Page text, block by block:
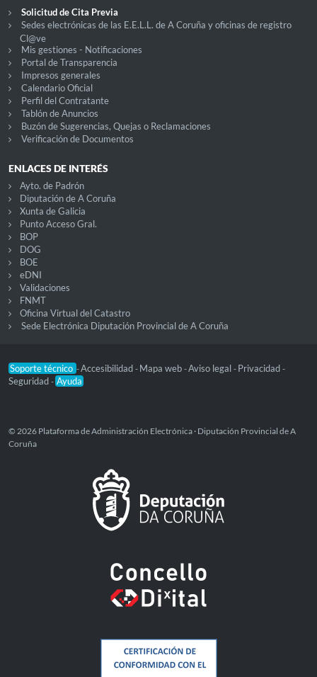
Solicitud de Cita Previa
Sedes electrónicas de las E.E.L.L. de A Coruña y oficinas de registro
Cl@ve
Mis gestiones - Notificaciones
Portal de Transparencia
Impresos generales
Calendario Oficial
Perfil del Contratante
Tablón de Anuncios
Buzón de Sugerencias, Quejas o Reclamaciones
Verificación de Documentos
ENLACES DE INTERÉS
Ayto. de Padrón
Diputación de A Coruña
Xunta de Galicia
Punto Acceso Gral.
BOP
DOG
BOE
eDNI
Validaciones
FNMT
Oficina Virtual del Catastro
Sede Electrónica Diputación Provincial de A Coruña
Soporte técnico -Accesibilidad - Mapa web -Aviso legal - Privacidad -
Seguridad - Ayuda
© 2026 Plataforma de Administración Electrónica · Diputación Provincial de A
Coruña